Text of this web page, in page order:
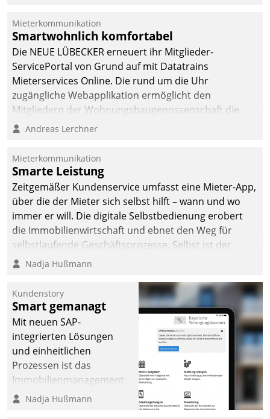
integrieren.
Mieterkommunikation
Smartwohnlich komfortabel
Die NEUE LÜBECKER erneuert ihr Mitglieder-
ServicePortal von Grund auf mit Datatrains
Mieterservices Online. Die rund um die Uhr
zugängliche Webapplikation ermöglicht den
Mitgliedern der Wohnungs­bau­genossenschaft die
Kontaktaufnahme per Smartphone, Tablet oder PC.
Andreas Lerchner
Mieterkommunikation
Smarte Leistung
Zeitgemäßer Kundenservice umfasst eine Mieter-App,
über die der Mieter sich selbst hilft – wann und wo
immer er will. Die digitale Selbstbedienung erobert
die Immobilienwirtschaft und ebnet den Weg für
selbstlaufende Geschäftsprozesse. Selbst ist der
Kunde und smart der Serviceanbieter.
Nadja Hußmann
Kundenstory
Smart gemanagt
Mit neuen SAP-
integrierten Lösungen
und einheitlichen
Prozessen ist das
Immobilienmanagement
der Bayerischen
Nadja Hußmann